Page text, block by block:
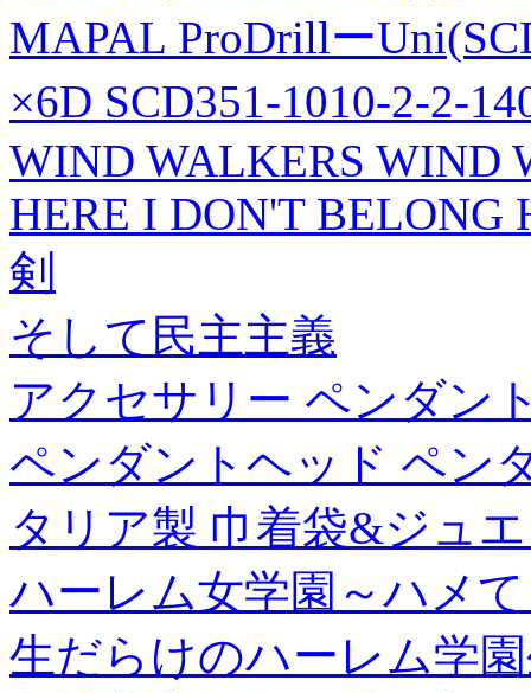
MAPAL ProDrillー
×6D SCD351-1010-2-2-
WIND WALKERS WIND
HERE I DON'T BELONG
剣
そして民主主義
アクセサリー ペンダン
ペンダントヘッド ペン
タリア製 巾着袋&ジュ
ハーレム女学園～ハメ
生だらけのハーレム学